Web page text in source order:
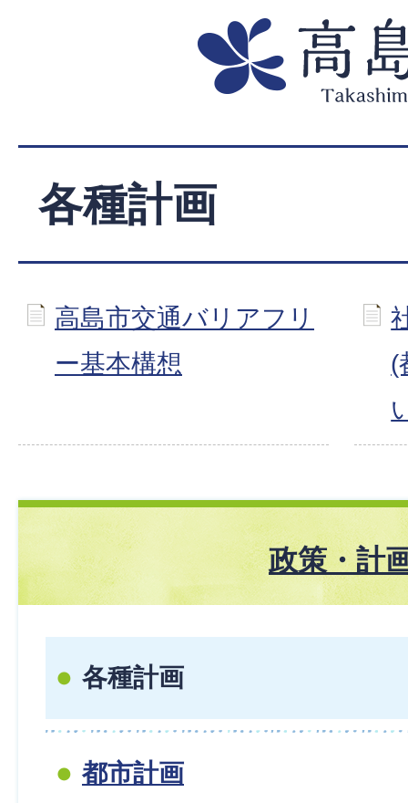
各種計画
高島市交通バリアフリ
ー基本構想
(
政策・計
各種計画
都市計画